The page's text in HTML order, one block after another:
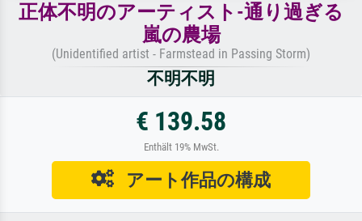
正体不明のアーティスト-通り過ぎる
嵐の農場
(Unidentified artist - Farmstead in Passing Storm)
不明不明
€ 139.58
Enthält 19% MwSt.
アート作品の構成